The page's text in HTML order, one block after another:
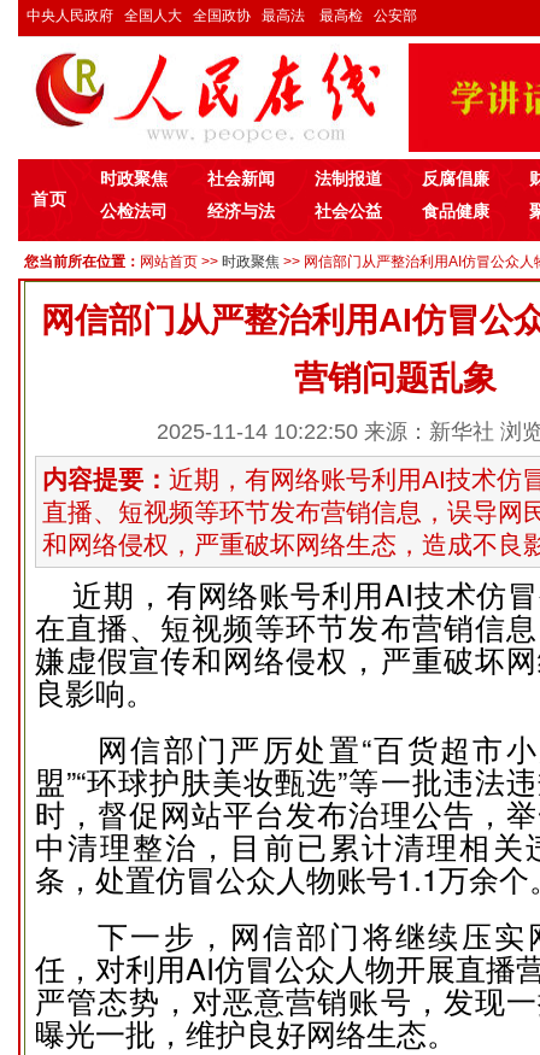
中央人民政府 全国人大 全国政协 最高法 最高检 公安部
首页
时政聚焦 社会新闻 法制报道 反腐倡廉
公检法司
经济与法 社会公益 食品健康
您当前所在位置： 网站首页 >> 时政聚焦 >> 网信部门从严整治利用AI仿冒公众
网信部门从严整治利用AI仿冒公
营销问题乱象
2025-11-14 10:22:50 来源：新华社 浏
内容提要： 近期，有网络账号利用AI技术仿
直播、短视频等环节发布营销信息，误导网
和网络侵权，严重破坏网络生态，造成不良
近期，有网络账号利用AI技术仿
在直播、短视频等环节发布营销信
嫌虚假宣传和网络侵权，严重破坏
良影响。
网信部门严厉处置“百货超市小
盟”“环球护肤美妆甄选”等一批违法
时，督促网站平台发布治理公告，
中清理整治，目前已累计清理相关
条，处置仿冒公众人物账号1.1万余个
下一步，网信部门将继续压实
任，对利用AI仿冒公众人物开展直播
严管态势，对恶意营销账号，发现
曝光一批，维护良好网络生态。